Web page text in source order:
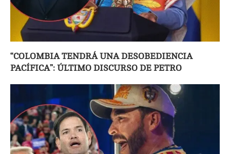
“COLOMBIA TENDRÁ UNA DESOBEDIENCIA
PACÍFICA”: ÚLTIMO DISCURSO DE PETRO